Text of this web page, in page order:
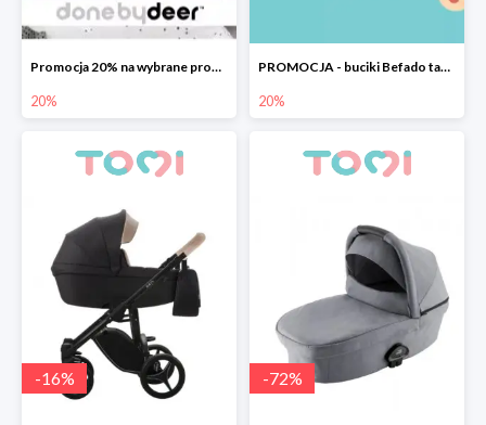
Promocja 20% na wybrane produkty Done by Deer
20%
PROMOCJA - buciki Befado taniej o 20%
20%
-16% -72%